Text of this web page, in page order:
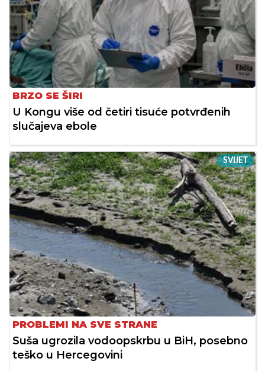
BRZO SE ŠIRI
U Kongu više od četiri tisuće potvrđenih
slučajeva ebole
SVIJET
PROBLEMI NA SVE STRANE
Suša ugrozila vodoopskrbu u BiH, posebno
teško u Hercegovini